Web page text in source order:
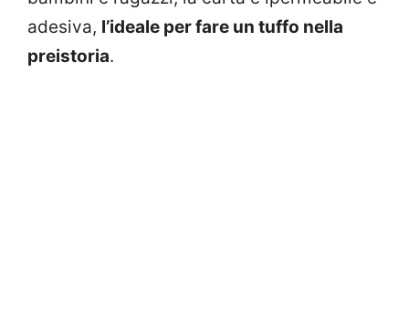
adesiva, l’ideale per fare un tuffo nella
preistoria.